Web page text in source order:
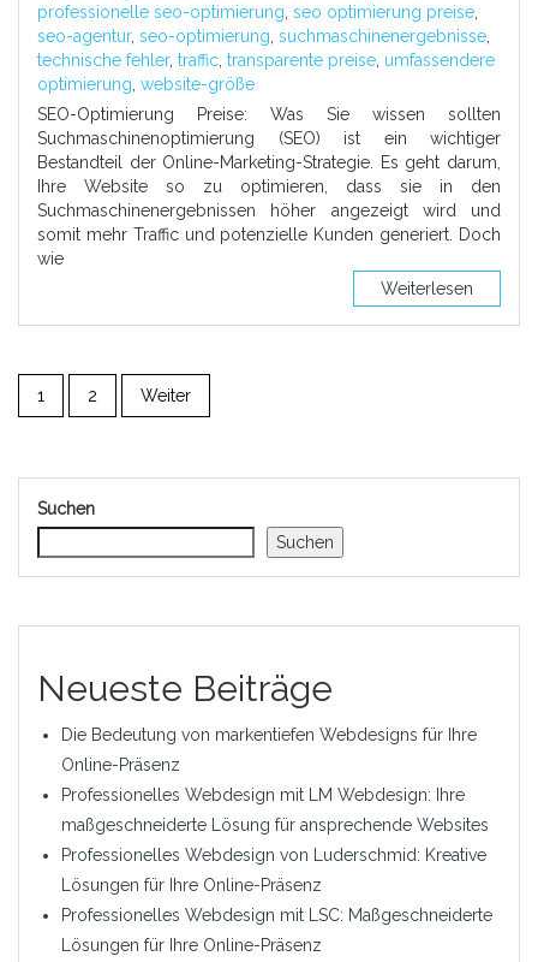
professionelle seo-optimierung, seo optimierung preise,
seo-agentur, seo-optimierung, suchmaschinenergebnisse,
technische fehler, traffic, transparente preise, umfassendere
optimierung, website-größe
SEO-Optimierung Preise: Was Sie wissen sollten
Suchmaschinenoptimierung (SEO) ist ein wichtiger
Bestandteil der Online-Marketing-Strategie. Es geht darum,
Ihre Website so zu optimieren, dass sie in den
Suchmaschinenergebnissen höher angezeigt wird und
somit mehr Traffic und potenzielle Kunden generiert. Doch
wie
Weiterlesen
1 2 Weiter
Suchen
Suchen
Neueste Beiträge
Die Bedeutung von markentiefen Webdesigns für Ihre
Online-Präsenz
Professionelles Webdesign mit LM Webdesign: Ihre
maßgeschneiderte Lösung für ansprechende Websites
Professionelles Webdesign von Luderschmid: Kreative
Lösungen für Ihre Online-Präsenz
Professionelles Webdesign mit LSC: Maßgeschneiderte
Lösungen für Ihre Online-Präsenz